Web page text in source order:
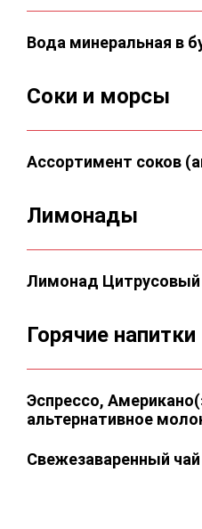
Вода минеральная в
Соки и морсы
Ассортимент соков
Лимонады
Лимонад Цитрусовый
Горячие напитки
Эспрессо,
альтернативное
Свежезаваренный